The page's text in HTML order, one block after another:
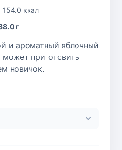
154.0 ккал
г
и ароматный яблочный
приготовить
новичок.